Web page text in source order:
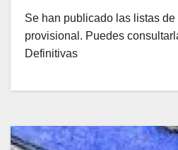
Se han publicado las listas de
provisional. Puedes
Definitivas